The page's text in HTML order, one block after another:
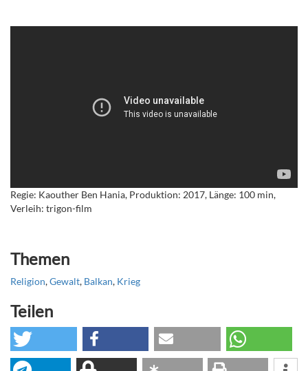
Regie: Kaouther Ben Hania, Produktion: 2017, Länge: 100 min,
Verleih: trigon-film
Themen
Religion,Gewalt, Balkan, Krieg
Teilen